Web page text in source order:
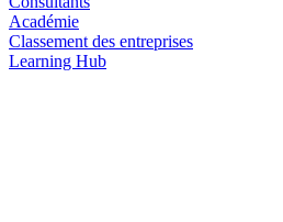
Académie
Classement des entreprises
Learning Hub